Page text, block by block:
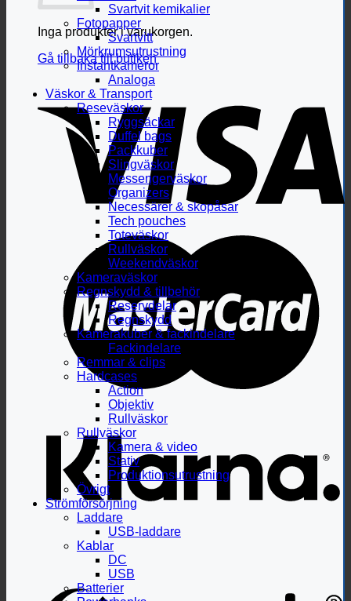
Inga produkter i varukorgen.
Gå tillbaka till butiken
Svartvit kemikalier
Fotopapper
Svartvitt
Mörkrumsutrustning
Instantkameror
Analoga
Väskor & Transport
Reseväskor
Ryggsäckar
Duffel bags
Packkuber
Slingväskor
Messengerväskor
Organizers
Necessärer & skopåsar
Tech pouches
Toteväskor
Rullväskor
Weekendväskor
Kameraväskor
Regnskydd & tillbehör
Reservdelar
Regnskydd
Kamerakuber & fackindelare
Fackindelare
Remmar & clips
Hardcases
Action
Objektiv
Rullväskor
Rullväskor
Kamera & video
Stativ
Produktionsutrustning
Övrigt
Strömförsörjning
Laddare
USB-laddare
Kablar
DC
USB
Batterier